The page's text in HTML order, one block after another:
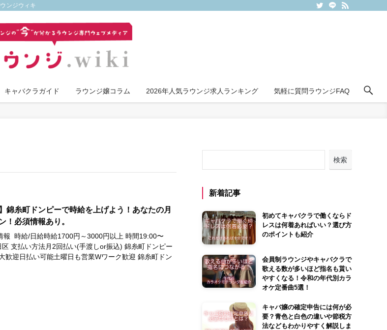
ンジウィキ
キャバクラガイド ラウンジ嬢コラム 2026年人気ラウンジ求人ランキング 気軽に質問ラウンジFAQ
錦糸町ドンピーで時給を上げよう！あなたの月
！必須情報あり。
報 時給/日給時給1700円～3000円以上 時間19:00〜
支払い方法月2回払い(手渡しor振込) 錦糸町ドンピー
歓迎日払い可能土曜日も営業Wワーク歓迎 錦糸町ドン
検索
新着記事
初めてキャバクラで働くならド
レスは何着あればいい？選び方
のポイントも紹介
会員制ラウンジやキャバクラで
歌える数が多いほど指名も貰い
やすくなる！令和の年代別カラ
オケ定番曲5選！
キャバ嬢の確定申告には何が必
要？青色と白色の違いや節税方
法などもわかりやすく解説しま